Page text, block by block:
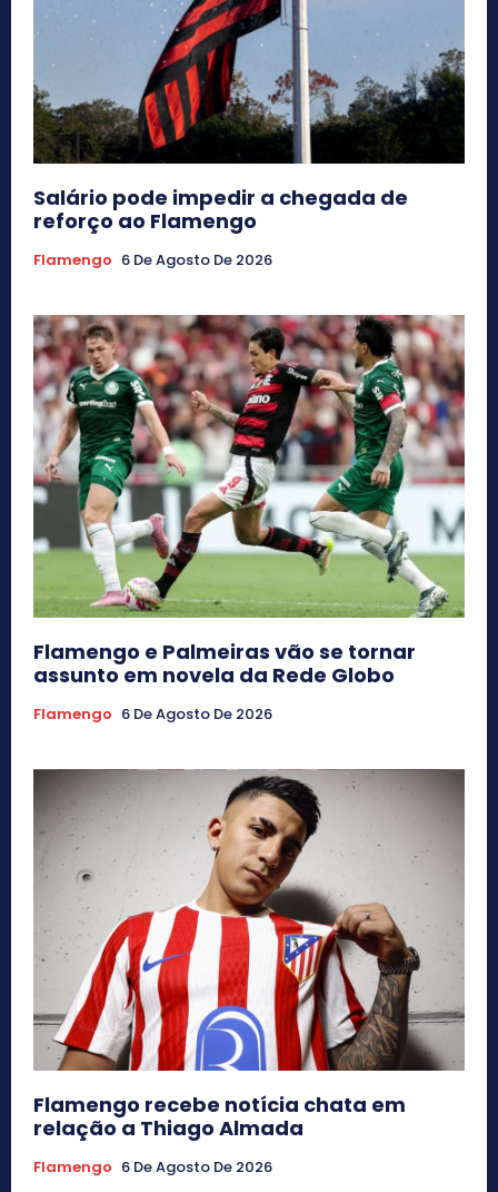
Salário pode impedir a chegada de
reforço ao Flamengo
Flamengo 6 De Agosto De 2026
Flamengo e Palmeiras vão se tornar
assunto em novela da Rede Globo
Flamengo 6 De Agosto De 2026
Flamengo recebe notícia chata em
relação a Thiago Almada
Flamengo 6 De Agosto De 2026